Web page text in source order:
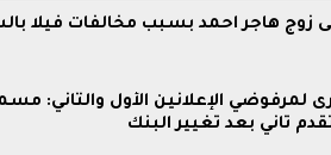
زوج هاجر احمد بسبب مخالفات فيلا
لمرفوضي الإعلانين الأول والثاني:
تاني بعد تغيير البنك